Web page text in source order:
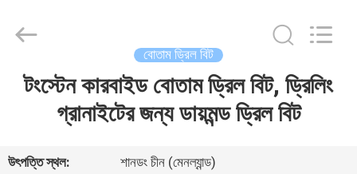
বাড়ি
Reserved.
বোতাম ড্রিল বিট
টংস্টেন কারবাইড বোতাম ড্রিল বিট, ড্রিলিং
গ্রানাইটের জন্য ডায়মন্ড ড্রিল বিট
উৎপত্তি স্থল:
শানডং চীন (মেনল্যান্ড)